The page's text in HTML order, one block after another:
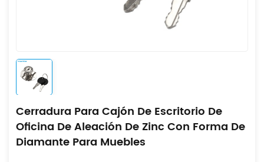
Cerradura Para Cajón De Escritorio De
Oficina De Aleación De Zinc Con Forma De
Diamante Para Muebles